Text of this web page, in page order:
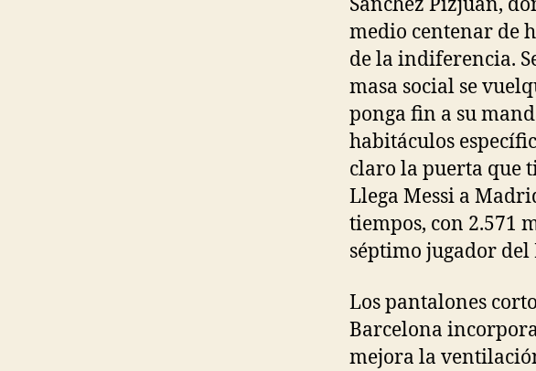
medio centenar de
de la indiferencia.
masa social se
ponga fin a su
habitáculos
claro la puerta que
Llega Messi a
tiempos, con 2.571
séptimo jugador
Los pantalones
Barcelona
mejora la